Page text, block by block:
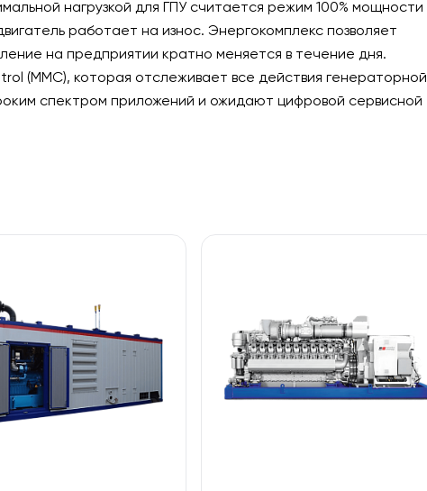
нагрузкой для ГПУ считается режим 100% мощности
работает на износ. Энергокомплекс позволяет
на предприятии кратно меняется в течение дня.
(MMC), которая отслеживает все действия генераторной
спектром приложений и ожидают цифровой сервисной